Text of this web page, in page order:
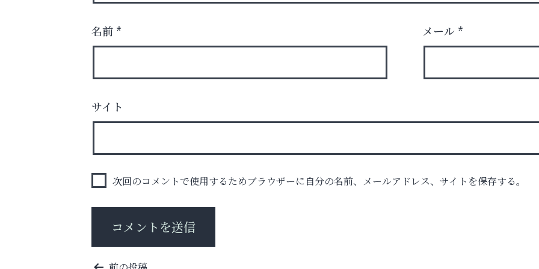
エアコン掃除は“今”が最適
ラ・ミカ矯正歯科
名前 * メール *
サイト
次回のコメントで使用するためブラウザーに自分の名前、メールアドレス、サイトを保存する。